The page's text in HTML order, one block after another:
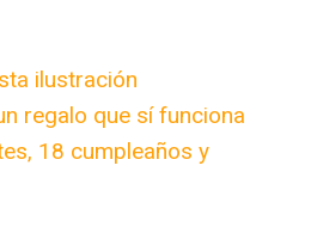
ilustración
regalo que sí funciona
18 cumpleaños y